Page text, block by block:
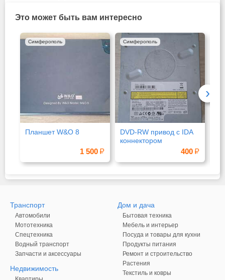
Это может быть вам интересно
Планшет W&O 8
1 500
Симферополь
DVD-RW привод с IDA
коннектором
400
Симферополь
›
Транспорт
Автомобили
Мототехника
Спецтехника
Водный транспорт
Запчасти и аксессуары
Недвижимость
Дом и дача
Бытовая техника
Мебель и интерьер
Посуда и товары для кухни
Продукты питания
Ремонт и строительство
Растения
Текстиль и ковры